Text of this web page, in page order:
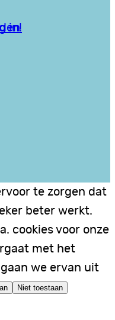
in!
te zorgen dat
beter werkt.
cookies voor onze
met het
we ervan uit
Niet toestaan